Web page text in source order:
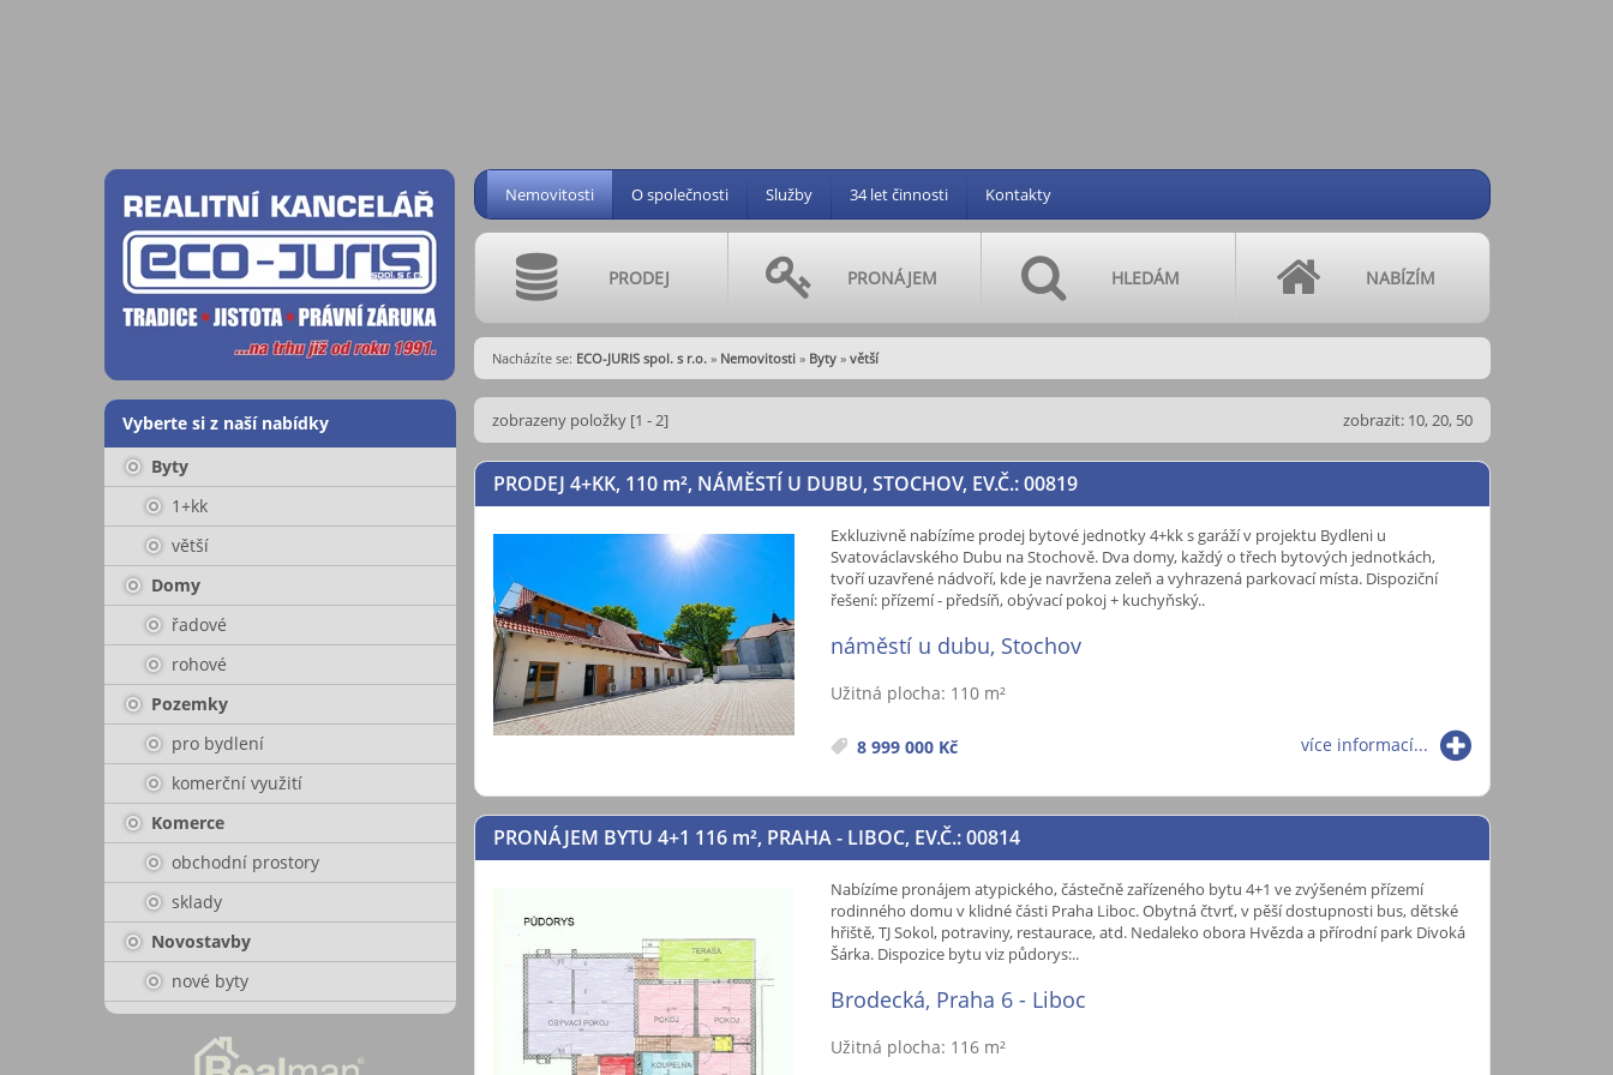
Nemovitosti O společnosti Služby 34 let činnosti Kontakty
PRODEJ PRONÁJEM HLEDÁM NABÍZÍM
Vyberte si z naší nabídky
Byty
1+kk
větší
Domy
řadové
rohové
Pozemky
pro bydlení
komerční využití
Komerce
obchodní prostory
sklady
Novostavby
nové byty
Nacházíte se: ECO-JURIS spol. s r.o. » Nemovitosti » Byty » větší
zobrazeny položky [1 - 2] zobrazit: 10,20, 50
PRODEJ 4+KK, 110 m², NÁMĚSTÍ U DUBU, STOCHOV, EV.Č.: 00819
Exkluzivně nabízíme prodej bytové jednotky 4+kk s garáží v projektu Bydleni u
Svatováclavského Dubu na Stochově. Dva domy, každý o třech bytových jednotkách,
tvoří uzavřené nádvoří, kde je navržena zeleň a vyhrazená parkovací místa. Dispoziční
řešení: přízemí - předsíň, obývací pokoj + kuchyňský..
náměstí u dubu, Stochov
Užitná plocha: 110 m²
8 999 000 Kč více informací...
PRONÁJEM BYTU 4+1 116 m², PRAHA - LIBOC, EV.Č.: 00814
Nabízíme pronájem atypického, částečně zařízeného bytu 4+1 ve zvýšeném přízemí
rodinného domu v klidné části Praha Liboc. Obytná čtvrť, v pěší dostupnosti bus, dětské
hřiště, TJ Sokol, potraviny, restaurace, atd. Nedaleko obora Hvězda a přírodní park Divoká
Šárka. Dispozice bytu viz půdorys:..
Brodecká, Praha 6 - Liboc
Užitná plocha: 116 m²